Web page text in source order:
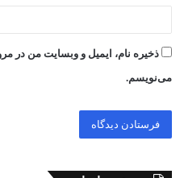
ذخیره نام، ایمیل و وبسایت من در
می‌نویسم.